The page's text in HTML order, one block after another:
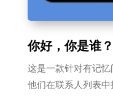
你好，你是谁？
这是一款针对有记
他们在联系人列表中